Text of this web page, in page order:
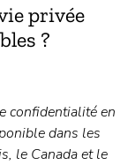
privée
?
confidentialité en
dans les
le Canada et le